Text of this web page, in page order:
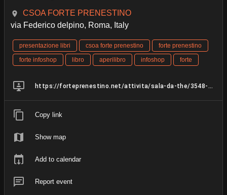
CSOA FORTE PRENESTINO
via Federico delpino, Roma, Italy
presentazione libri csoa forte prenestino
forte prenestino
forte infoshop
libro aperilibro infoshop forte
https://forteprenestino.net/attivita/sala-da-the/3548-natura-contro-natura
Copy link
Show map
Add to calendar
Report event